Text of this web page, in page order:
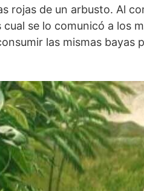
rojas de un arbusto. Al
cual se lo comunicó a los
las mismas bayas